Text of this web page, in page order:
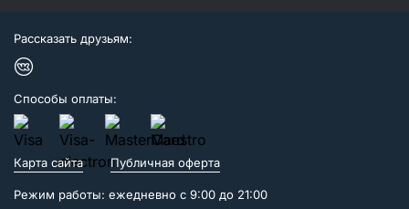
Рассказать друзьям:
Способы оплаты:
Карта сайта Публичная оферта
Режим работы: ежедневно с 9:00 до 21:00